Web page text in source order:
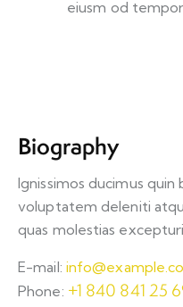
eiusm od tempor.
Biography
Ignissimos ducimus
voluptatem deleniti
quas molestias
E-mail:
Phone: +1 840 841 25